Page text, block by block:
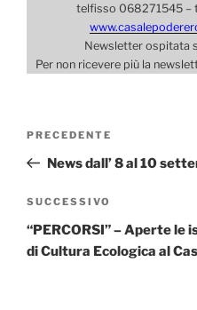
telfisso 068271545
Newsletter ospitata
Per non ricevere più la
Articolo
precedente:
PRECEDENTE
News dall’ 8 al 10
Articolo
successivo
SUCCESSIVO
“PERCORSI” – Aperte le
di Cultura Ecologica al